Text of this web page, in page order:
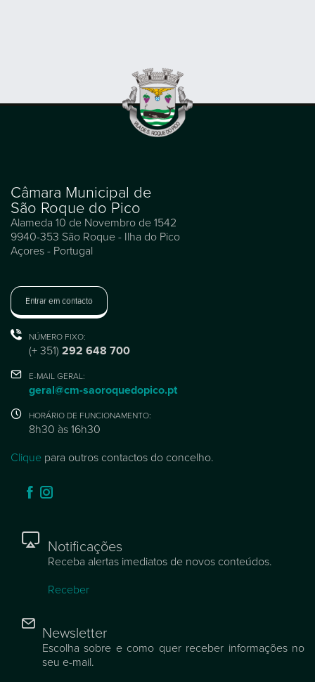
Câmara Municipal de
São Roque do Pico
Alameda 10 de Novembro de 1542
9940-353 São Roque - Ilha do Pico
Açores - Portugal
Entrar em contacto
NÚMERO FIXO:
(+ 351) 292 648 700
E-MAIL GERAL:
geral@cm-saoroquedopico.pt
HORÁRIO DE FUNCIONAMENTO:
8h30 às 16h30
Clique para outros contactos do concelho.
Notificações
Receba alertas imediatos de novos conteúdos.
Receber
Newsletter
Escolha sobre e como quer receber informações no
seu e-mail.